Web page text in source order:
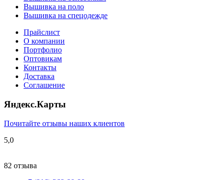
Вышивка на поло
Вышивка на спецодежде
Прайслист
О компании
Портфолио
Оптовикам
Контакты
Доставка
Соглашение
Яндекс.Карты
Почитайте отзывы наших клиентов
5,0
82 отзыва